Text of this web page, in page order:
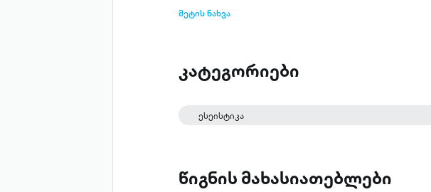
მეტის ნახვა
კატეგორიები
ესეისტიკა
წიგნის მახასიათებლები